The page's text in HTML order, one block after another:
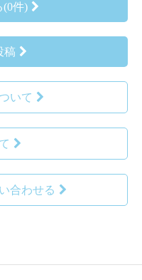
(0件)
稿
いて
合わせる